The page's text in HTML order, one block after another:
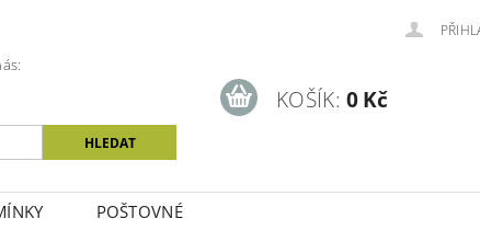
KOŠÍK: 0 Kč
POŠTOVNÉ